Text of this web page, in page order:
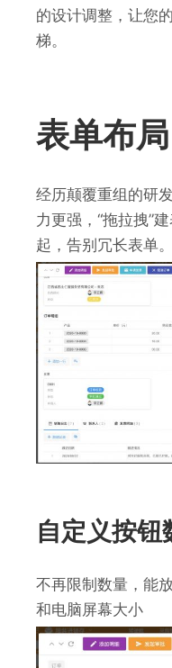
的设计调整，让您
梯。
表单布
经历颠覆重组的研
力更强，“拖拉拽”
起，告别冗长表单。
自定义按钮
不再限制数量，能
和电脑屏幕大小